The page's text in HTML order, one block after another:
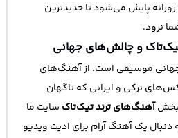
پایش می‌شود تا جدیدترین
نرود.
و چالش‌های جهانی
موسیقی است. از آهنگ‌های
ترکی و ایرانی که ناگهان
بخشآهنگ‌های ترند تیک‌تاک سایت ما
یک آهنگ آرام برای ادیت ویدیو